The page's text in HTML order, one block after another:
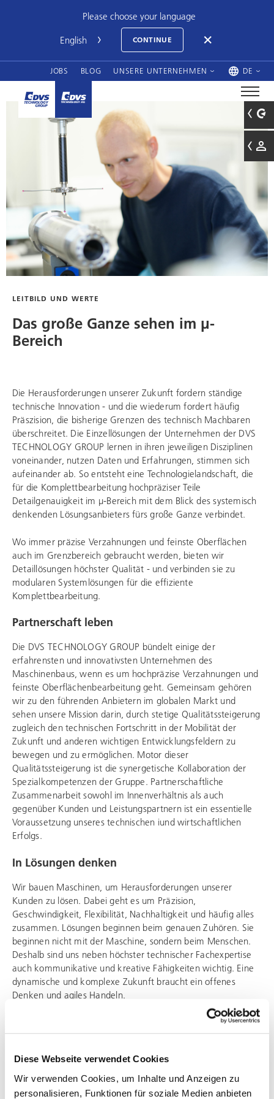
Diese Webseite verwendet Cookies
Wir verwenden Cookies, um Inhalte und Anzeigen zu
personalisieren, Funktionen für soziale Medien anbieten
Please choose your language
CONTINUE
JOBS BLOG UNSERE UNTERNEHMEN DE
LEITBILD UND WERTE
Das große Ganze sehen im μ-
Bereich
Die Herausforderungen unserer Zukunft fordern ständige
technische Innovation - und die wiederum fordert häufig
Präszision, die bisherige Grenzen des technisch Machbaren
überschreitet. Die Einzellösungen der Unternehmen der DVS
TECHNOLOGY GROUP lernen in ihren jeweiligen Disziplinen
voneinander, nutzen Daten und Erfahrungen, stimmen sich
aufeinander ab. So entsteht eine Technologielandschaft, die
für die Komplettbearbeitung hochpräziser Teile
Detailgenauigkeit im μ-Bereich mit dem Blick des systemisch
denkenden Lösungsanbieters fürs große Ganze verbindet.
Wo immer präzise Verzahnungen und feinste Oberflächen
auch im Grenzbereich gebraucht werden, bieten wir
Detaillösungen höchster Qualität - und verbinden sie zu
modularen Systemlösungen für die effiziente
Komplettbearbeitung.
Partnerschaft leben
Die DVS TECHNOLOGY GROUP bündelt einige der
erfahrensten und innovativsten Unternehmen des
Maschinenbaus, wenn es um hochpräzise Verzahnungen und
feinste Oberflächenbearbeitung geht. Gemeinsam gehören
wir zu den führenden Anbietern im globalen Markt und
sehen unsere Mission darin, durch stetige Qualitätssteigerung
zugleich den technischen Fortschritt in der Mobilität der
Zukunft und anderen wichtigen Entwicklungsfeldern zu
bewegen und zu ermöglichen. Motor dieser
Qualitätssteigerung ist die synergetische Kollaboration der
Spezialkompetenzen der Gruppe. Partnerschaftliche
Zusammenarbeit sowohl im Innenverhältnis als auch
gegenüber Kunden und Leistungspartnern ist ein essentielle
Voraussetzung unseres technischen iund wirtschaftlichen
Erfolgs.
In Lösungen denken
Wir bauen Maschinen, um Herausforderungen unserer
Kunden zu lösen. Dabei geht es um Präzision,
Geschwindigkeit, Flexibilität, Nachhaltigkeit und häufig alles
zusammen. Lösungen beginnen beim genauen Zuhören. Sie
beginnen nicht mit der Maschine, sondern beim Menschen.
Deshalb sind uns neben höchster technischer Fachexpertise
auch kommunikative und kreative Fähigkeiten wichtig. Eine
dynamische und komplexe Zukunft braucht ein offenes
Denken und agiles Handeln.
beginnt bei der wirtschaftlichen Zukunftsfähigkeit z.B. durch
den modularen, systemischen Aufbau, der auch in vielen
Jahren noch flexible Anpassungen an sich verändernde